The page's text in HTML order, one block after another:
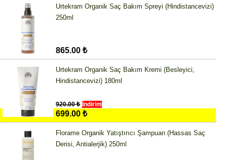
Urtekram Organik Saç Bakım Spreyi (Hindistancevizi)
250ml
865.00 ₺
Urtekram Organik Saç Bakım Kremi (Besleyici,
Hindistancevizi) 180ml
920.00 ₺ İndirim
699.00 ₺
Florame Organik Yatıştırıcı Şampuan (Hassas Saç
Derisi, Antialerjik) 250ml